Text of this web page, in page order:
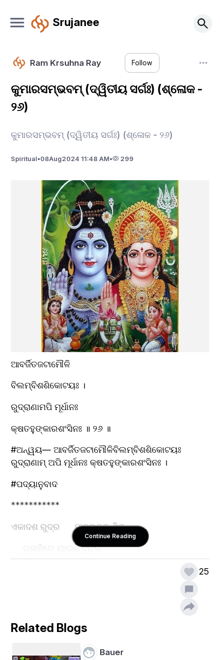
Srujanee
Ram Krsuhna Ray Follow
କୁମାରସମ୍ଭବମ୍ (ଦ୍ୱିତୀୟ ସର୍ଗଃ) (ଶ୍ଳୋକ -
୨୬)
କୁମାରସମ୍ଭବମ୍ (ଦ୍ୱିତୀୟ ସର୍ଗଃ) (ଶ୍ଳୋକ - ୨୬)
Spiritual•08Aug2024 11:48 AM• 299
ଆବର୍ଜିତଜଟାମୌଳି
ବିଲମ୍ବିଶଶିକୋଟୟଃ ।
ରୁଦ୍ରାଣାମପି ମୂର୍ଧାନଃ
କ୍ଷତହୁଙ୍କାରଶଂସିନଃ ॥ ୨୬ ॥
#ଅନ୍ୱୟ— ଆବର୍ଜିତଜଟାମୌଳିବିଲମ୍ବିଶଶିକୋଟୟଃ
ରୁଦ୍ରାଣାମ୍ ଅପି ମୂର୍ଧାନଃ କ୍ଷତହୁଙ୍କାରଶଂସିନଃ ।
#ପଦ୍ୟାନୁବାଦ
***********
ଏକାଦଶ ରୁଦ୍ର      ମାନଙ୍କର ଶିର
ଗ୍ଳାନିରେ ଯାଇଛି ଝୁଙ୍କି
କାରଣୁ ହୁଙ୍କାର ଶବ୍ଦ
ଶୁଭେନାହିଁ ସତେ    କରିଛିକି କିଏ
Continue Reading
25
Related Blogs
Bauer